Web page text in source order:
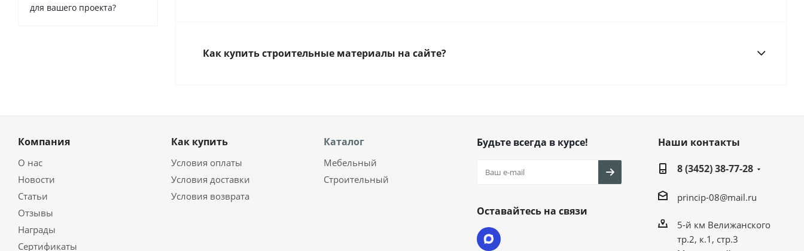
Как купить строительные материалы на сайте?
для вашего проекта?
Компания
О нас
Новости
Статьи
Отзывы
Награды
Сертификаты
Как купить
Условия оплаты
Условия доставки
Условия возврата
Каталог
Мебельный
Строительный
Будьте всегда в курсе!
Оставайтесь на связи
Наши контакты
8 (3452) 38-77-28
princip-08@mail.ru
5-й км Велижанского
тр.2, к.1, стр.3